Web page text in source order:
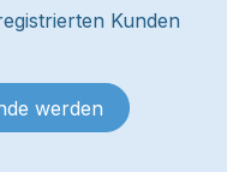
Kunden
werden